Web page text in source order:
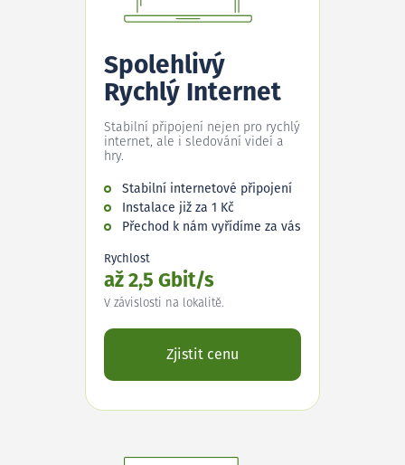
Spolehlivý
Rychlý Internet
Stabilní připojení nejen pro rychlý
internet, ale i sledování videí a
hry.
Stabilní internetové připojení
Instalace již za 1 Kč
Přechod k nám vyřídíme za vás
Rychlost
až 2,5 Gbit/s
V závislosti na lokalitě.
Zjistit cenu